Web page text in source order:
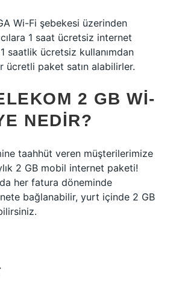
Wi-Fi şebekesi üzerinden
1 saat ücretsiz internet
saatlik ücretsiz kullanımdan
ücretli paket satın alabilirler.
2 GB WI-
NEDIR?
taahhüt veren müşterilerimize
2 GB mobil internet paketi!
her fatura döneminde
bağlanabilir, yurt içinde 2 GB